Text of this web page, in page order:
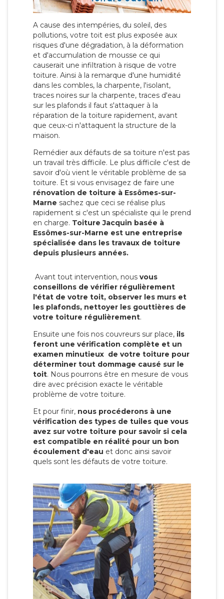
A cause des intempéries, du soleil, des
pollutions, votre toit est plus exposée aux
risques d'une dégradation, à la déformation
et d'accumulation de mousse ce qui
causerait une infiltration à risque de votre
toiture. Ainsi à la remarque d'une humidité
dans les combles, la charpente, l'isolant,
traces noires sur la charpente, traces d'eau
sur les plafonds il faut s'attaquer à la
réparation de la toiture rapidement, avant
que ceux-ci n'attaquent la structure de la
maison.
Remédier aux défauts de sa toiture n'est pas
un travail très difficile. Le plus difficile c'est de
savoir d'où vient le véritable problème de sa
toiture. Et si vous envisagez de faire une
rénovation de toiture à Essômes-sur-
Marne sachez que ceci se réalise plus
rapidement si c'est un spécialiste qui le prend
en charge. Toiture Jacquin basée à
Essômes-sur-Marne est une entreprise
spécialisée dans les travaux de toiture
depuis plusieurs années.
Avant tout intervention, nous vous
conseillons de vérifier régulièrement
l'état de votre toit, observer les murs et
les plafonds, nettoyer les gouttières de
votre toiture régulièrement.
Ensuite une fois nos couvreurs sur place, ils
feront une vérification complète et un
examen minutieux de votre toiture pour
déterminer tout dommage causé sur le
toit. Nous pourrons être en mesure de vous
dire avec précision exacte le véritable
problème de votre toiture.
Et pour finir, nous procéderons à une
vérification des types de tuiles que vous
avez sur votre toiture pour savoir si cela
est compatible en réalité pour un bon
écoulement d'eau et donc ainsi savoir
quels sont les défauts de votre toiture.